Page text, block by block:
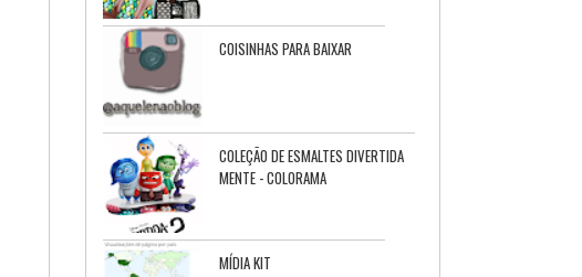
COISINHAS PARA BAIXAR
COLEÇÃO DE ESMALTES DIVERTIDA
MENTE - COLORAMA
MÍDIA KIT